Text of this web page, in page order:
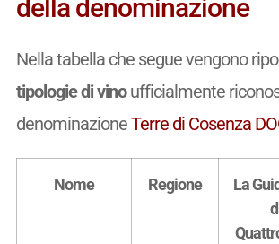
della denominazione
Nella tabella che segue vengono
tipologie di vinoufficialmente
denominazioneTerre di Cosenza
Nome Regione
La